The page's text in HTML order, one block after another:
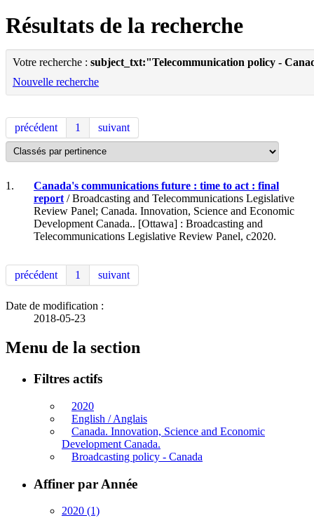
Résultats de la recherche
Votre recherche : subject_txt:"Telecommunication policy -
Nouvelle recherche
précédent 1 suivant
1.
Canada's communications future : time to act : final
report / Broadcasting and Telecommunications Legislative
Review Panel; Canada. Innovation, Science and Economic
Development Canada.. [Ottawa] : Broadcasting and
Telecommunications Legislative Review Panel, c2020.
précédent 1 suivant
Date de modification :
2018-05-23
Menu de la section
Filtres actifs
2020
English / Anglais
Canada. Innovation, Science and Economic
Development Canada.
Broadcasting policy - Canada
Affiner par Année
2020 (1)